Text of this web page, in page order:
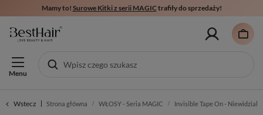
Mamy to! Surowe Kitki z serii MAGICtrafiły do sprzedaży!
Menu
Wstecz Strona główna WŁOSY - Seria MAGIC Invisible Tape On -